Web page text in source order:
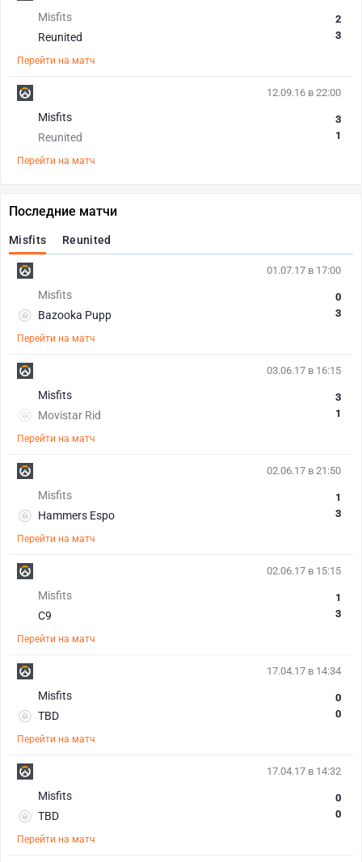
Misfits
Reunited
2
3
Перейти на матч
12.09.16 в 22:00
Misfits
Reunited
3
1
Перейти на матч
Последние матчи
Misfits Reunited
01.07.17 в 17:00
Misfits
Bazooka Pupp
0
3
Перейти на матч
03.06.17 в 16:15
Misfits
Movistar Rid
3
1
Перейти на матч
02.06.17 в 21:50
Misfits
Hammers Espo
1
3
Перейти на матч
02.06.17 в 15:15
Misfits
С9
1
3
Перейти на матч
17.04.17 в 14:34
Misfits
TBD
0
0
Перейти на матч
17.04.17 в 14:32
Misfits
TBD
0
0
Перейти на матч